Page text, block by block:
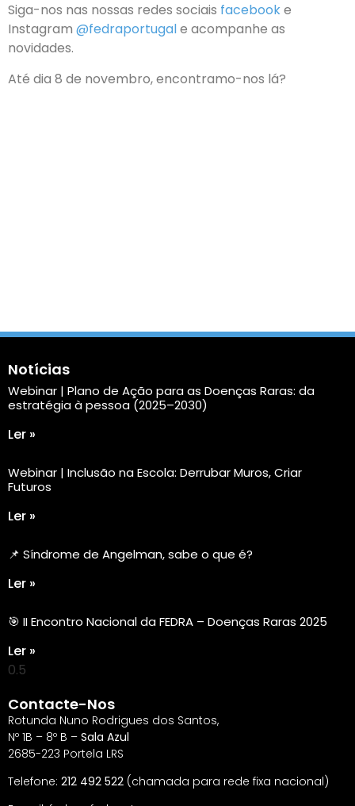
Siga-nos nas nossas redes sociais facebooke
Instagram @fedraportugale acompanhe as
novidades.
Até dia 8 de novembro, encontramo-nos lá?
Notícias
Webinar | Plano de Ação para as Doenças Raras: da
estratégia à pessoa (2025–2030)
Ler »
Webinar | Inclusão na Escola: Derrubar Muros, Criar
Futuros
Ler »
📌 Síndrome de Angelman, sabe o que é?
Ler »
🎯 II Encontro Nacional da FEDRA – Doenças Raras 2025
Ler »
Contacte-Nos
Rotunda Nuno Rodrigues dos Santos,
Nº 1B – 8º B – Sala Azul
2685-223 Portela LRS
Telefone: 212 492 522 (chamada para rede fixa nacional)